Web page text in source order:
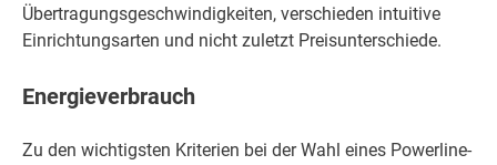
Übertragungsgeschwindigkeiten, verschieden intuitive
Einrichtungsarten und nicht zuletzt Preisunterschiede.
Energieverbrauch
Zu den wichtigsten Kriterien bei der Wahl eines Powerline-